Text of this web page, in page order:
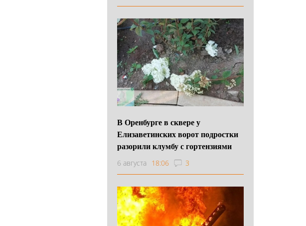
В Оренбурге в сквере у
Елизаветинских ворот подростки
разорили клумбу с гортензиями
6 августа 18:06 3